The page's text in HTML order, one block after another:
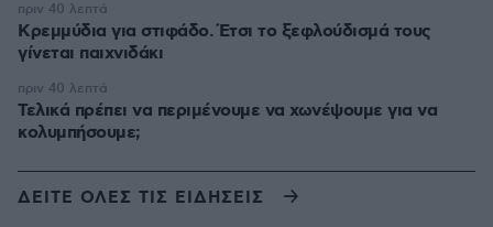
Κρεμμύδια για στιφάδο. Έτσι το ξεφλούδισμά τους
γίνεται παιχνιδάκι
πριν 40 λεπτά
Τελικά πρέπει να περιμένουμε να χωνέψουμε για να
κολυμπήσουμε;
πριν 40 λεπτά
ΔΕΙΤΕ ΟΛΕΣ ΤΙΣ ΕΙΔΗΣΕΙΣ